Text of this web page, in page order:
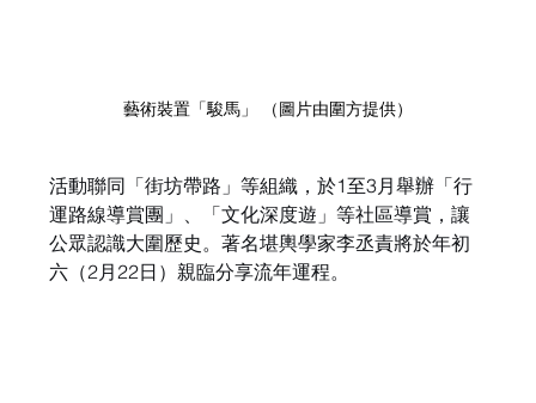
藝術裝置「駿馬」 （圖片由圍方提供）
活動聯同「街坊帶路」等組織，於1至3月舉辦「行
運路線導賞團」、「文化深度遊」等社區導賞，讓
公眾認識大圍歷史。著名堪輿學家李丞責將於年初
六（2月22日）親臨分享流年運程。